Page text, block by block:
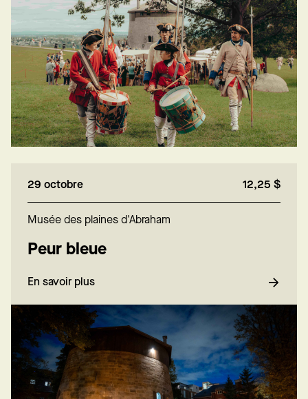
29 octobre 12,25 $
Musée des plaines d'Abraham
Peur bleue
En savoir plus